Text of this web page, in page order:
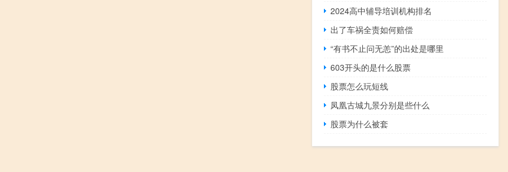
2024高中辅导培训机构排名
出了车祸全责如何赔偿
“有书不止问无恙”的出处是哪里
603开头的是什么股票
股票怎么玩短线
凤凰古城九景分别是些什么
股票为什么被套